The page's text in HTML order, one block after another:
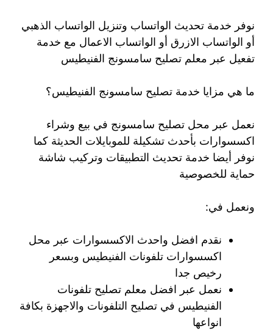
نوفر خدمة تحديث الواتساب وتنزيل الواتساب الذهبي
أو الواتساب الازرق أو الواتساب الاعمال مع خدمة
تفعيل عبر معلم تصليح سامسونج الفنيطيس
ما هي مزايا خدمة تصليح سامسونج الفنيطيس؟
نعمل عبر محل تصليح سامسونج في بيع وشراء
اكسسوارات بأحدث تشكيلة للموبايلات الحديثة كما
نوفر أيضا خدمة تحديث التطبيقات وتركيب شاشة
حماية للخصوصية
ونعمل في:
نقدم افضل واحدث الاكسسوارات عبر محل
اكسسوارات تلفونات الفنيطيس وبسعر
رخيص جدا
نعمل عبر افضل معلم تصليح تلفونات
الفنيطيس في تصليح التلفونات والاجهزة بكافة
انواعها